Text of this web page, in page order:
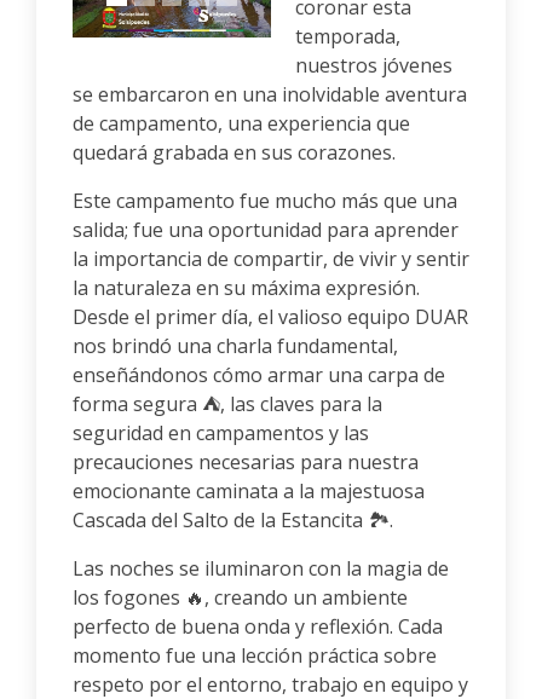
coronar esta
temporada,
nuestros jóvenes
se embarcaron en una inolvidable aventura
de campamento, una experiencia que
quedará grabada en sus corazones.
Este campamento fue mucho más que una
salida; fue una oportunidad para aprender
la importancia de compartir, de vivir y sentir
la naturaleza en su máxima expresión.
Desde el primer día, el valioso equipo DUAR
nos brindó una charla fundamental,
enseñándonos cómo armar una carpa de
forma segura ⛺, las claves para la
seguridad en campamentos y las
precauciones necesarias para nuestra
emocionante caminata a la majestuosa
Cascada del Salto de la Estancita 🏞️.
Las noches se iluminaron con la magia de
los fogones 🔥, creando un ambiente
perfecto de buena onda y reflexión. Cada
momento fue una lección práctica sobre
respeto por el entorno, trabajo en equipo y